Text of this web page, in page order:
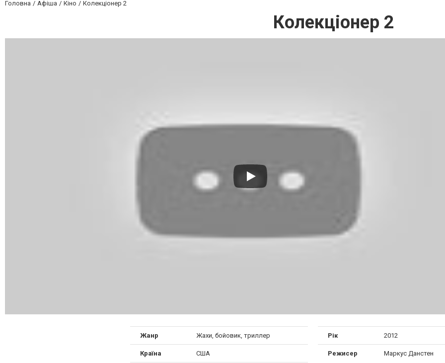
Головна Афіша Кіно Колекціонер 2
Колекціонер 2
Жанр Жахи, бойовик, триллер
Країна США
Рік 2012
Режисер Маркус Данстен